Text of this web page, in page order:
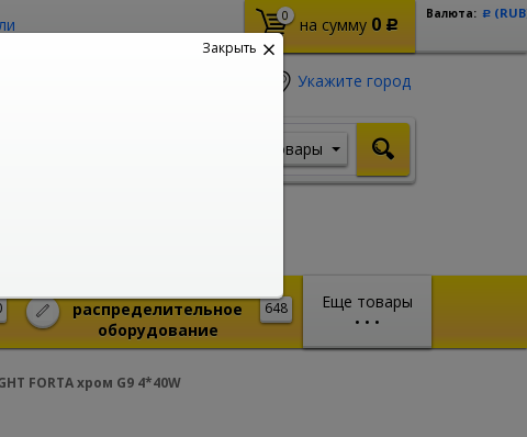
0 на сумму 0 Р
Валюта: Р
Укажите город
Товары
Еще товары
• • •
648
распределительное
оборудование
FORTA хром G9 4*40W
Закрыть